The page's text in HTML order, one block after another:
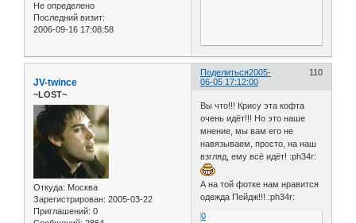
Не определено
Последний визит:
2006-09-16 17:08:58
Поделиться 110
2005-
06-05 17:12:00
JV-twince
~LOST~
Откуда: Москва
Зарегистрирован: 2005-03-22
Приглашений: 0
Вы что!!! Крису эта кофта
очень идёт!!! Но это наше
мнение, мы вам его не
навязываем, просто, на наш
взгляд, ему всё идёт! :ph34r:
А на той фотке нам нравится
одежда Пейдж!!! :ph34r:
0